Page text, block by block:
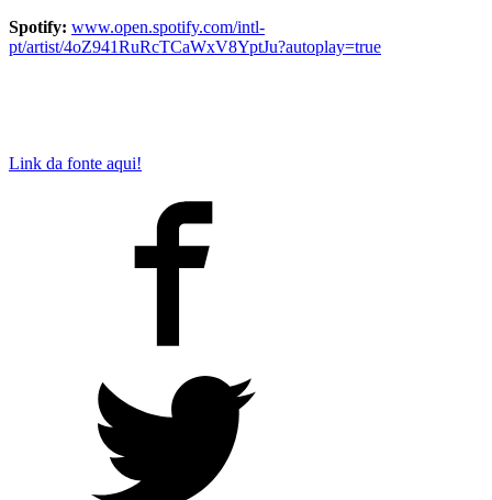
Spotify: www.open.spotify.com/intl-
pt/artist/4oZ941RuRcTCaWxV8YptJu?autoplay=true
Link da fonte aqui!